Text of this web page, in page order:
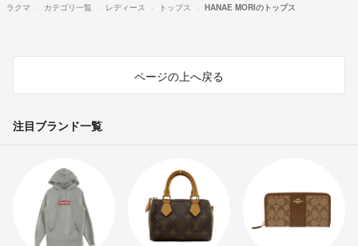
ラクマ
カテゴリ一覧 レディース トップス HANAE MORIのトップス
ページの上へ戻る
注目ブランド一覧